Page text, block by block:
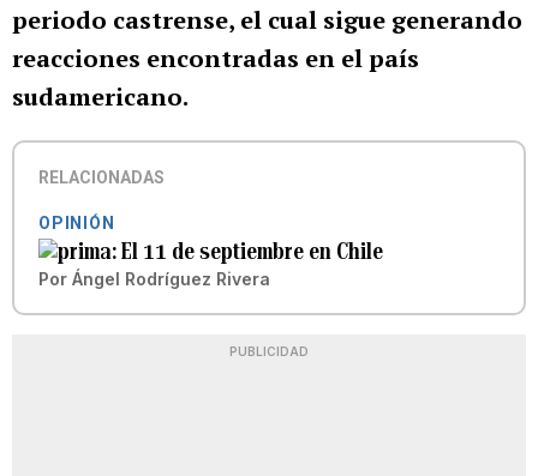
periodo castrense, el cual sigue generando
reacciones encontradas en el país
sudamericano.
RELACIONADAS
OPINIÓN
El 11 de septiembre en Chile
Por Ángel Rodríguez Rivera
PUBLICIDAD